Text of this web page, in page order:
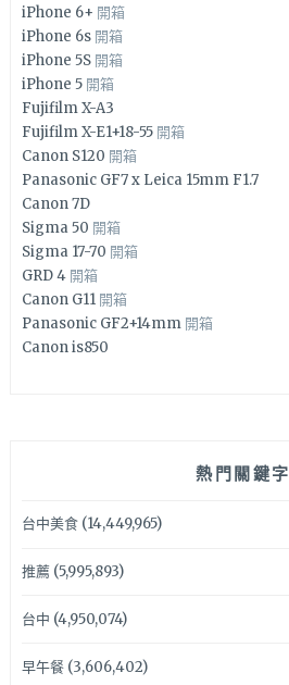
iPhone 6+ 開箱
iPhone 6s 開箱
iPhone 5S 開箱
iPhone 5 開箱
Fujifilm X-A3
Fujifilm X-E1+18-55 開箱
Canon S120 開箱
Panasonic GF7 x Leica 15mm F1.7
Canon 7D
Sigma 50 開箱
Sigma 17-70 開箱
GRD 4 開箱
Canon G11 開箱
Panasonic GF2+14mm 開箱
Canon is850
熱門關鍵字
台中美食(14,449,965)
推薦(5,995,893)
台中 (4,950,074)
早午餐(3,606,402)